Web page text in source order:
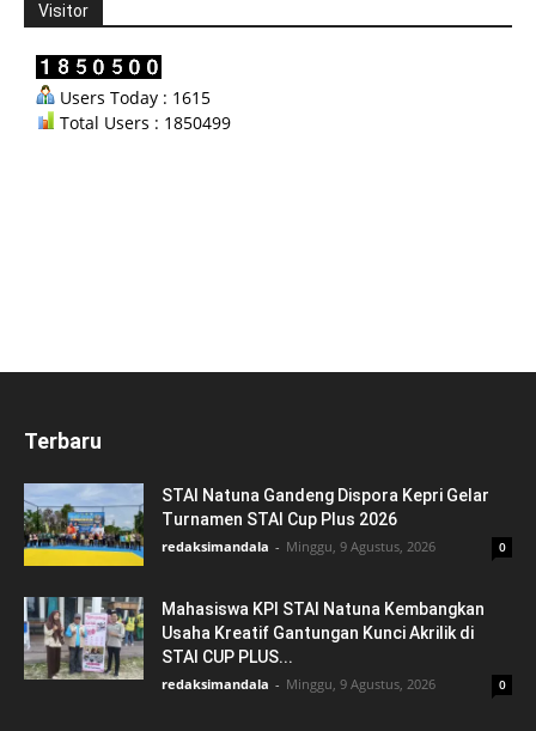
Visitor
Users Today : 1615
Total Users : 1850499
Terbaru
STAI Natuna Gandeng Dispora Kepri Gelar
Turnamen STAI Cup Plus 2026
redaksimandala - Minggu, 9 Agustus, 2026 0
Mahasiswa KPI STAI Natuna Kembangkan
Usaha Kreatif Gantungan Kunci Akrilik di
STAI CUP PLUS...
redaksimandala - Minggu, 9 Agustus, 2026 0